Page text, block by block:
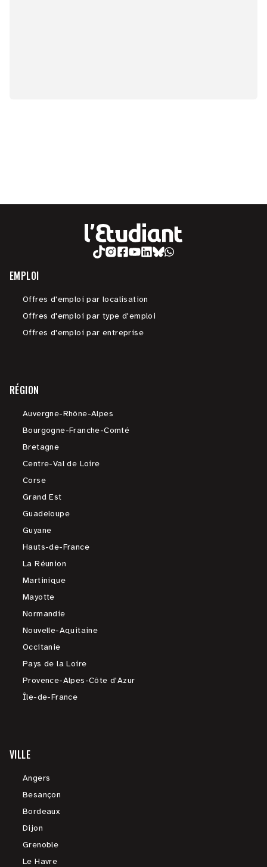
EMPLOI
Offres d'emploi par localisation
Offres d'emploi par type d'emploi
Offres d'emploi par entreprise
RÉGION
Auvergne-Rhône-Alpes
Bourgogne-Franche-Comté
Bretagne
Centre-Val de Loire
Corse
Grand Est
Guadeloupe
Guyane
Hauts-de-France
La Réunion
Martinique
Mayotte
Normandie
Nouvelle-Aquitaine
Occitanie
Pays de la Loire
Provence-Alpes-Côte d'Azur
Île-de-France
VILLE
Angers
Besançon
Bordeaux
Dijon
Grenoble
Le Havre